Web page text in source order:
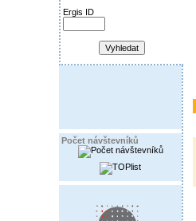
Ergis ID
Počet návštevníků